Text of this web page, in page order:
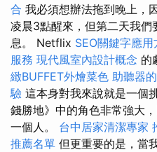
合 我必須想辦法拖到晚上，
凌晨3點醒來，但第二天我
息。 Netflix SEO關鍵字應用
服務 現代風室內設計概念 的
緻BUFFET外燴菜色 助聽器
驗 這本身對我來說就是一個
錢勝地》中的角色非常強大
一個人。 台中居家清潔專家
推薦名單 但更重要的是，當